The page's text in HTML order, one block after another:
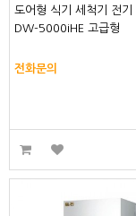
도어형 식기 세척기 전기
DW-5000iHE 고급형
전화문의